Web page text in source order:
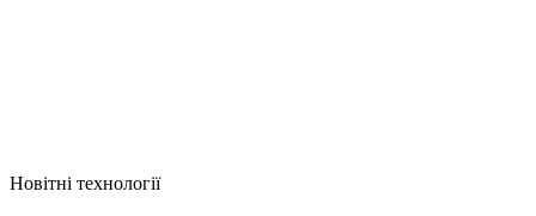
Новітні технології